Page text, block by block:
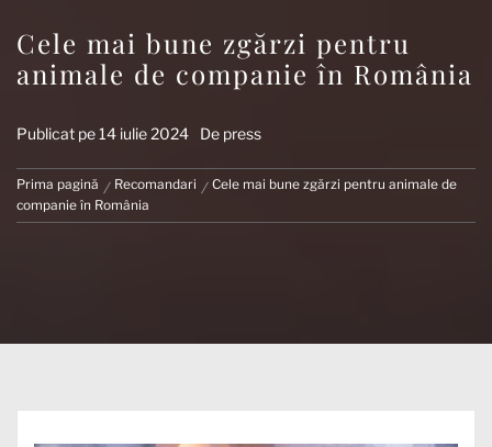
Cele mai bune zgărzi pentru
animale de companie în România
Publicat pe14 iulie 2024 De press
Prima pagină Recomandari
Cele mai bune zgărzi pentru animale de
companie în România